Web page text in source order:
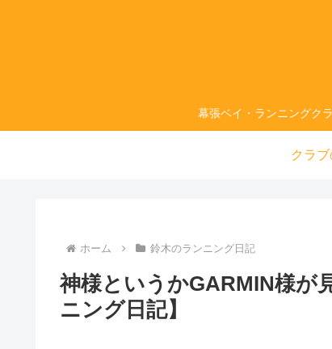
幕張ベイ・ランニングク
クラ
ホーム 鈴木のランニング日記
神様というかGARMIN様が
ニング日記】